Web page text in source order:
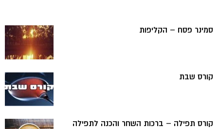
סמינר פסח – הקליפות
קורס שבת
קורס תפילה – ברכות השחר והכנה לתפילה